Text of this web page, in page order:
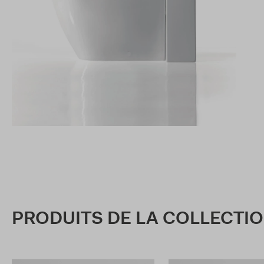
PRODUITS DE LA